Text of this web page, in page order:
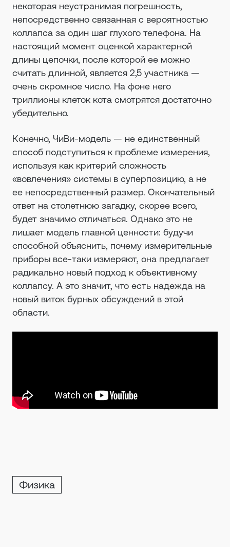
некоторая неустранимая погрешность,
непосредственно связанная с вероятностью
коллапса за один шаг глухого телефона. На
настоящий момент оценкой характерной
длины цепочки, после которой ее можно
считать длинной, является 2,5 участника —
очень скромное число. На фоне него
триллионы клеток кота смотрятся достаточно
убедительно.
Конечно, ЧиВи-модель — не единственный
способ подступиться к проблеме измерения,
используя как критерий сложность
«вовлечения» системы в суперпозицию, а не
ее непосредственный размер. Окончательный
ответ на столетнюю загадку, скорее всего,
будет значимо отличаться. Однако это не
лишает модель главной ценности: будучи
способной объяснить, почему измерительные
приборы все-таки измеряют, она предлагает
радикально новый подход к объективному
коллапсу. А это значит, что есть надежда на
новый виток бурных обсуждений в этой
области.
Физика